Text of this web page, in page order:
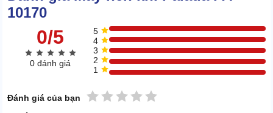
10170
0/5
0 đánh giá
5
4
3
2
1
Đánh giá của bạn 5 sao
4 sao
3 sao
2 sao
1 sao